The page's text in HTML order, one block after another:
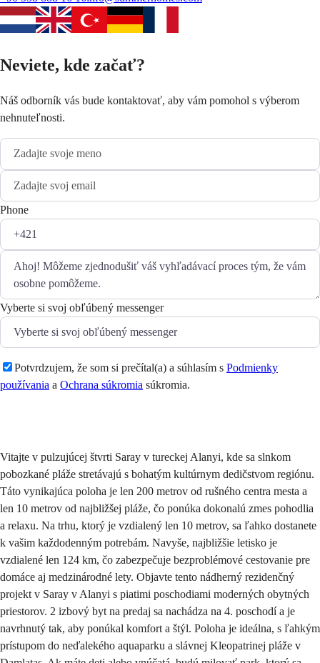
Neviete, kde začať?
Náš odborník vás bude kontaktovať, aby vám pomohol s výberom
nehnuteľnosti.
Phone
Vyberte si svoj obľúbený messenger
Potvrdzujem, že som si prečítal(a) a súhlasím s Podmienky
používania a Ochrana súkromia súkromia.
Vitajte v pulzujúcej štvrti Saray v tureckej Alanyi, kde sa slnkom
pobozkané pláže stretávajú s bohatým kultúrnym dedičstvom regiónu.
Táto vynikajúca poloha je len 200 metrov od rušného centra mesta a
len 10 metrov od najbližšej pláže, čo ponúka dokonalú zmes pohodlia
a relaxu. Na trhu, ktorý je vzdialený len 10 metrov, sa ľahko dostanete
k vašim každodenným potrebám. Navyše, najbližšie letisko je
vzdialené len 124 km, čo zabezpečuje bezproblémové cestovanie pre
domáce aj medzinárodné lety. Objavte tento nádherný rezidenčný
projekt v Saray v Alanyi s piatimi poschodiami moderných obytných
priestorov. 2 izbový byt na predaj sa nachádza na 4. poschodí a je
navrhnutý tak, aby ponúkal komfort a štýl. Poloha je ideálna, s ľahkým
prístupom do neďalekého aquaparku a slávnej Kleopatrinej pláže v